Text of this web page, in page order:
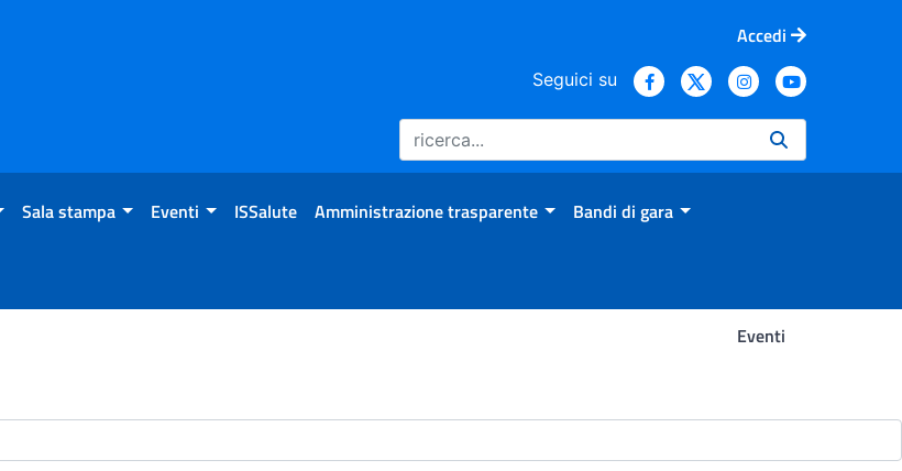
Accedi
Seguici su
Sala stampa Eventi ISSalute Amministrazione trasparente Bandi di gara
Eventi